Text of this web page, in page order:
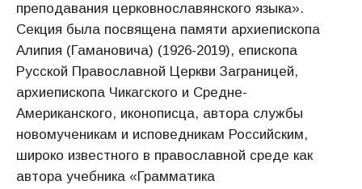
преподавания церковнославянского языка».
Секция была посвящена памяти архиепископа
Алипия (Гамановича) (1926-2019), епископа
Русской Православной Церкви Заграницей,
архиепископа Чикагского и Средне-
Американского, иконописца, автора службы
новомученикам и исповедникам Российским,
широко известного в православной среде как
автора учебника «Грамматика